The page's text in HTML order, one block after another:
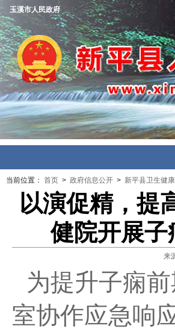
玉溪市人民政府
当前位置： 首页 > 政府信息公开 > 新平县卫生健
以演促精，提
健院开展
来
为提升子痫前
室协作应急响